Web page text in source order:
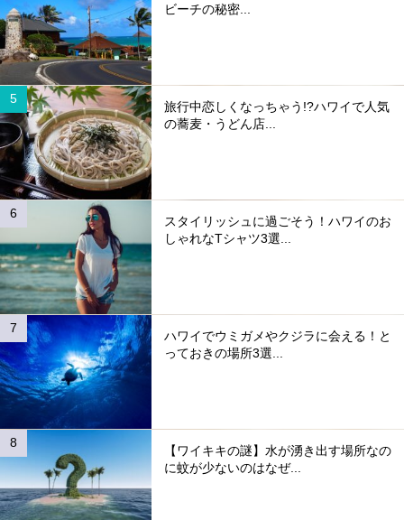
ビーチの秘密...
旅行中恋しくなっちゃう!?ハワイで人気
の蕎麦・うどん店...
スタイリッシュに過ごそう！ハワイのお
しゃれなTシャツ3選...
ハワイでウミガメやクジラに会える！と
っておきの場所3選...
【ワイキキの謎】水が湧き出す場所なの
に蚊が少ないのはなぜ...